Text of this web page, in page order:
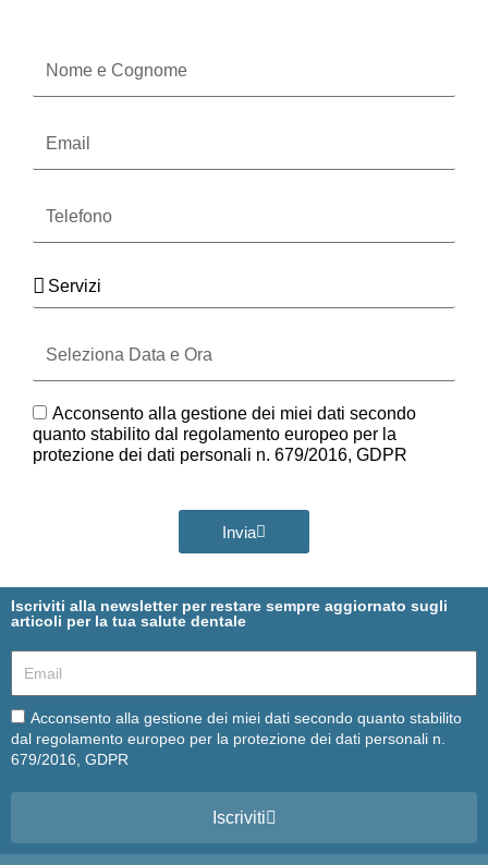
Cognome
Servizi
Data
e
GDPR
Acconsento alla gestione dei miei dati secondo
quanto stabilito dal regolamento europeo per la
protezione dei dati personali n. 679/2016, GDPR
Invia
Iscriviti alla newsletter per restare sempre aggiornato sugli
articoli per la tua salute dentale
Email
Email
Acconsento alla gestione dei miei dati secondo quanto stabilito
dal regolamento europeo per la protezione dei dati personali n.
679/2016, GDPR
Iscriviti